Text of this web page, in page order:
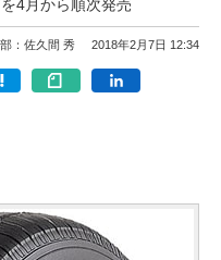
4月から順次発売
：佐久間 秀 2018年2月7日 12:34